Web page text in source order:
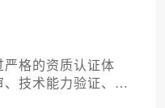
格的资质认证体
技术能力验证、财